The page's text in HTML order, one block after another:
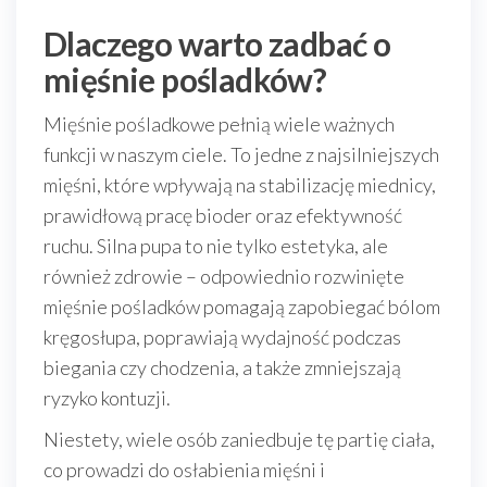
Dlaczego warto zadbać o
mięśnie pośladków?
Mięśnie pośladkowe pełnią wiele ważnych
funkcji w naszym ciele. To jedne z najsilniejszych
mięśni, które wpływają na stabilizację miednicy,
prawidłową pracę bioder oraz efektywność
ruchu. Silna pupa to nie tylko estetyka, ale
również zdrowie – odpowiednio rozwinięte
mięśnie pośladków pomagają zapobiegać bólom
kręgosłupa, poprawiają wydajność podczas
biegania czy chodzenia, a także zmniejszają
ryzyko kontuzji.
Niestety, wiele osób zaniedbuje tę partię ciała,
co prowadzi do osłabienia mięśni i